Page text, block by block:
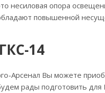
несиловая опора
повышенной
14
Арсенал Вы можете
рады подготовить для